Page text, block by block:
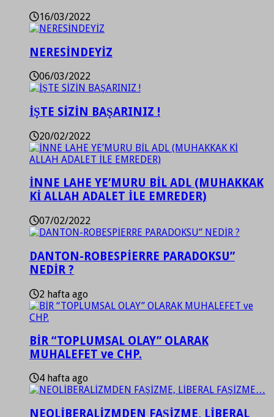
16/03/2022
NERESİNDEYİZ
06/03/2022
İŞTE SİZİN BAŞARINIZ !
20/02/2022
İNNE LAHE YE’MURU BİL ADL (MUHAKKAK
Kİ ALLAH ADALET İLE EMREDER)
07/02/2022
DANTON-ROBESPİERRE PARADOKSU”
NEDİR ?
2 hafta ago
BİR “TOPLUMSAL OLAY” OLARAK
MUHALEFET ve CHP.
4 hafta ago
NEOLİBERALİZMDEN FAŞİZME, LİBERAL